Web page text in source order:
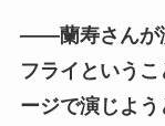
――蘭寿さんが
フライという
ージで演じよう